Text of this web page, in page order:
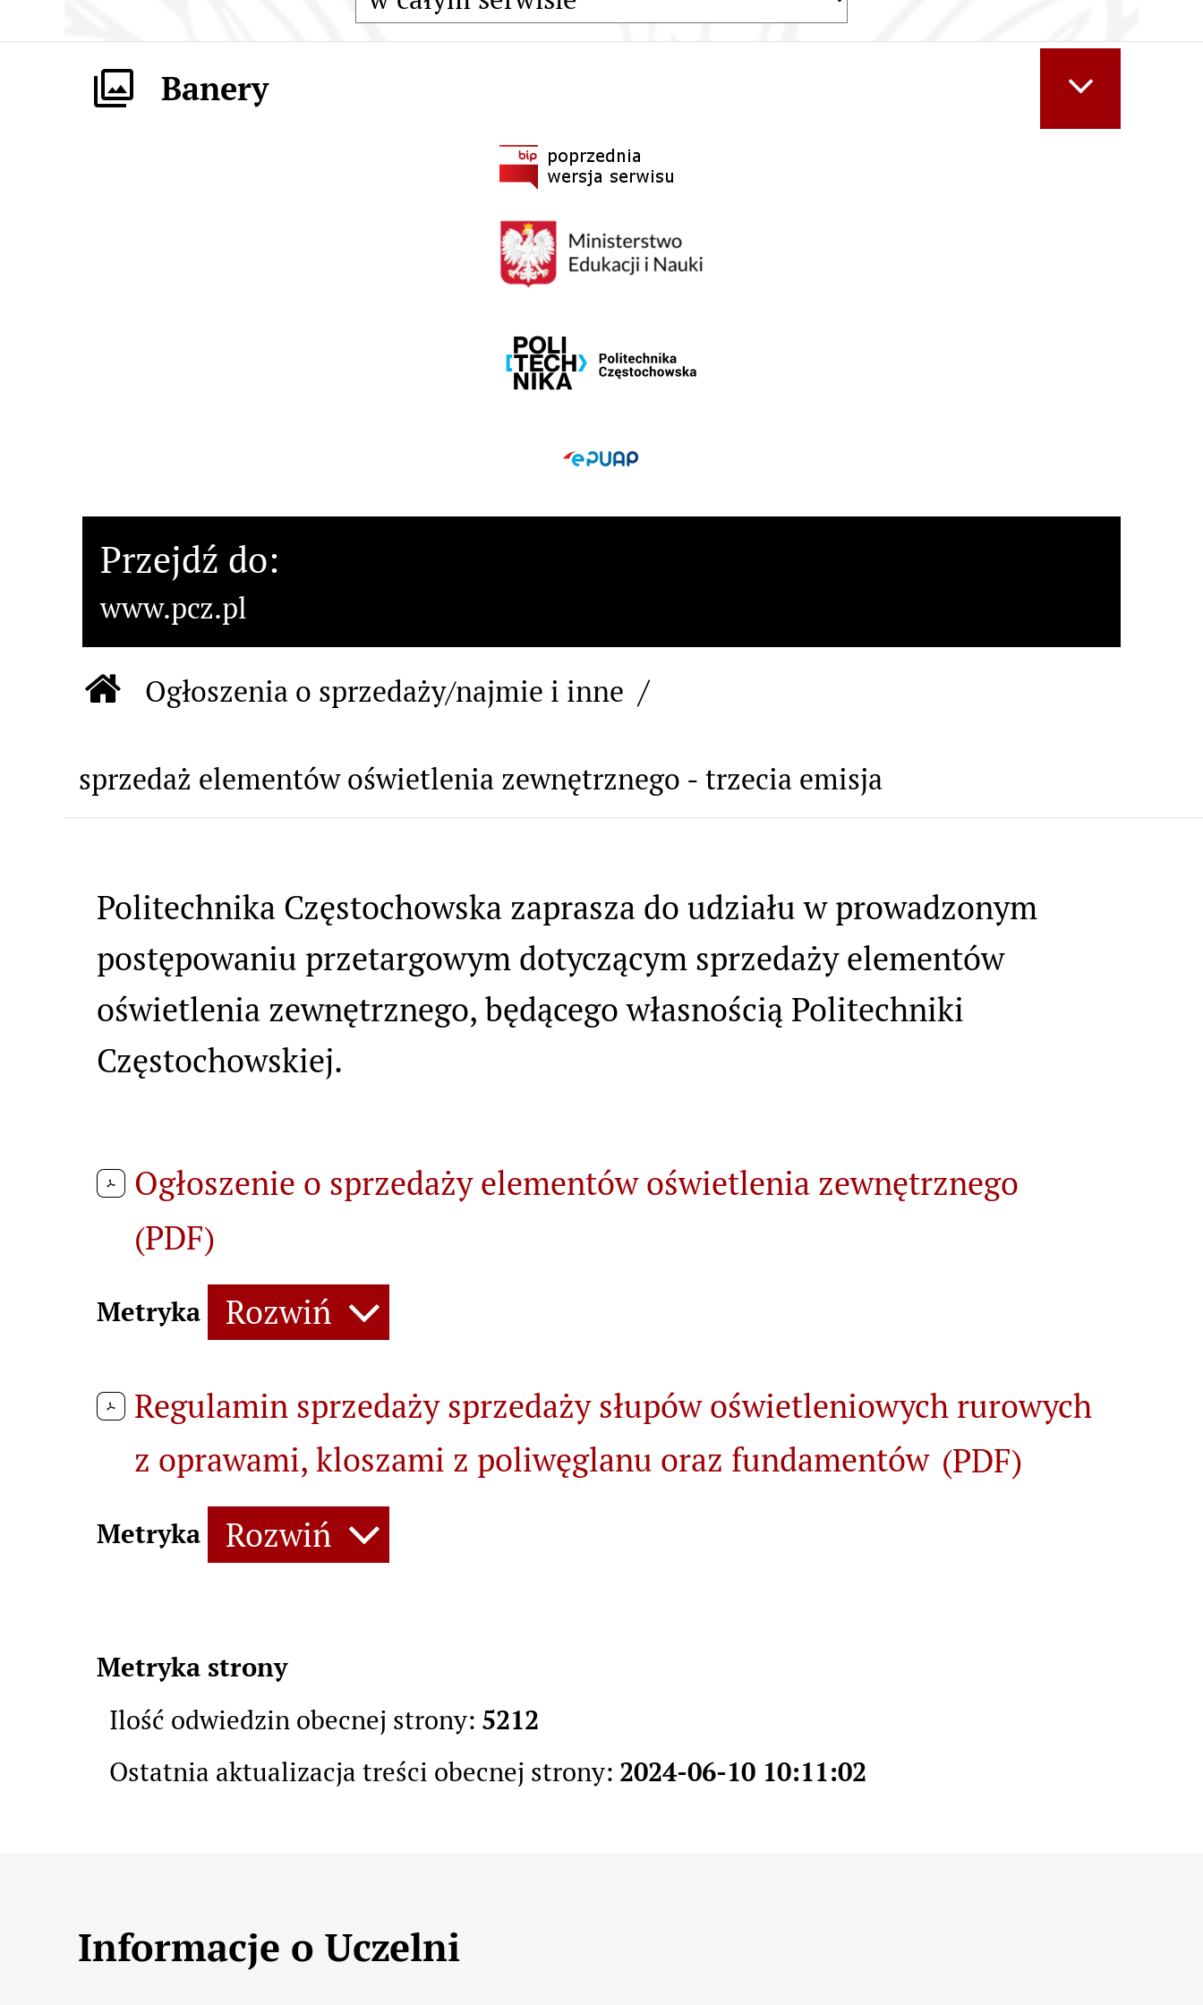
Banery
Przejdź do:
www.pcz.pl
Ścieżka nawigacyjna
Ogłoszenia o sprzedaży/najmie i inne
sprzedaż elementów oświetlenia zewnętrznego - trzecia emisja
Treść strony
Politechnika Częstochowska zaprasza do udziału w prowadzonym
postępowaniu przetargowym dotyczącym sprzedaży elementów
oświetlenia zewnętrznego, będącego własnością Politechniki
Częstochowskiej.
Ogłoszenie o sprzedaży elementów oświetlenia zewnętrznego
(PDF)
Metryka Rozwiń
Regulamin sprzedaży sprzedaży słupów oświetleniowych rurowych
z oprawami, kloszami z poliwęglanu oraz fundamentów (PDF)
Metryka Rozwiń
Metryka strony
Ilość odwiedzin obecnej strony: 5212
Ostatnia aktualizacja treści obecnej strony: 2024-06-10 10:11:02
Informacje kontaktowe
Informacje o Uczelni